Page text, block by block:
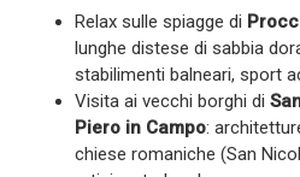
Relax sulle spiagge di
lunghe distese di sabbia
stabilimenti balneari, sport
Visita ai vecchi borghi di
Piero in Campo:
chiese romaniche (San